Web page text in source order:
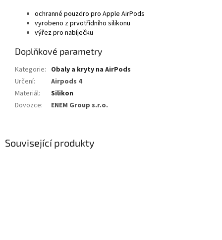
Související produkty
ochranné pouzdro pro Apple AirPods
vyrobeno z prvotřídního silikonu
výřez pro nabíječku
Doplňkové parametry
Kategorie: Obaly a kryty na AirPods
Určení:
Airpods 4
Materiál:
Silikon
Dovozce: ENEM Group s.r.o.